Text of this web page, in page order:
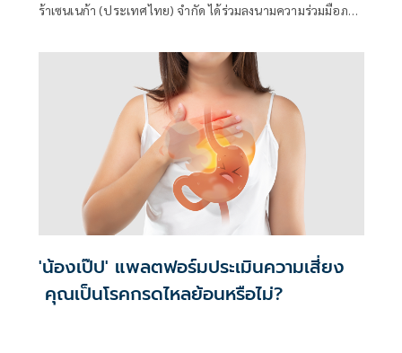
ร้าเซนเนก้า (ประเทศไทย) จำกัด ได้ร่วมลงนามความร่วมมือภาย
'น้องเป๊ป' แพลตฟอร์มประเมินความเสี่ยง
คุณเป็นโรคกรดไหลย้อนหรือไม่?